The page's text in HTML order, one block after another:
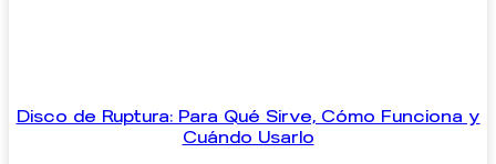
Disco de Ruptura: Para Qué Sirve, Cómo Funciona y
Cuándo Usarlo